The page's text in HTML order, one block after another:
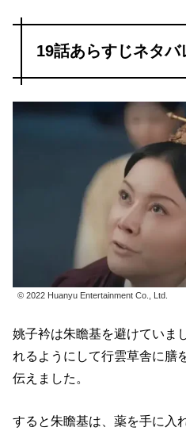
19話あらすじネタバ
© 2022 Huanyu Entertainment Co., Ltd.
姚子衿は朱瞻基を避けていま
れるようにして行雲草舎に膳
伝えました。
すると朱瞻基は、薬を手に入